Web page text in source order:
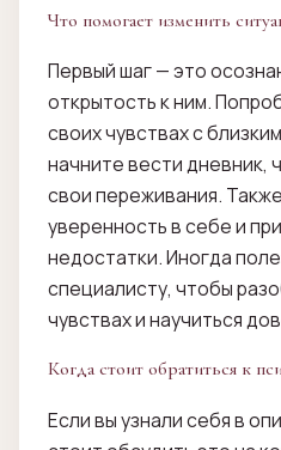
Что помогает изменить
Первый шаг — это
открытость к ним.
своих чувствах с
начните вести дневник,
свои переживания.
уверенность в себе и
недостатки. Иногда
специалисту, чтобы
чувствах и научиться
Когда стоит обратиться к
Если вы узнали себя в